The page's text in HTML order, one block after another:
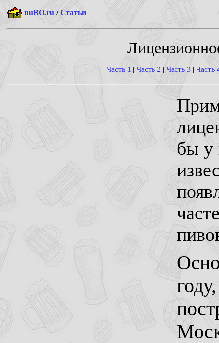
nuBO.ru/Статьи
| Часть 1 | Часть 2 |Часть 3| Часть
бы у